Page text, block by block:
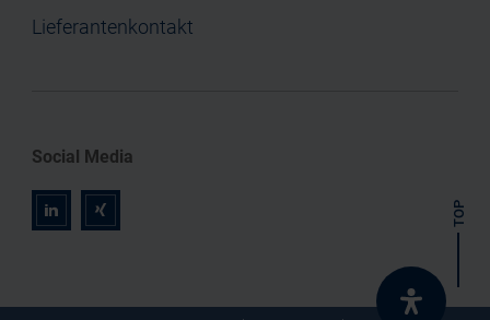
Lieferantenkontakt
Social Media
r z TOP